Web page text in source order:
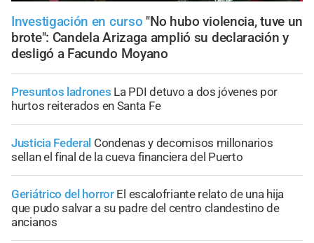
Investigación en curso "No hubo violencia, tuve un
brote": Candela Arizaga amplió su declaración y
desligó a Facundo Moyano
Presuntos ladrones La PDI detuvo a dos jóvenes por
hurtos reiterados en Santa Fe
Justicia Federal Condenas y decomisos millonarios
sellan el final de la cueva financiera del Puerto
Geriátrico del horror El escalofriante relato de una hija
que pudo salvar a su padre del centro clandestino de
ancianos